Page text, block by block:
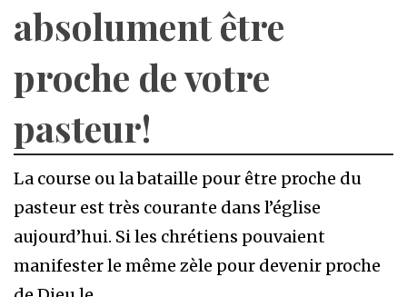
absolument être
proche de votre
pasteur!
La course ou la bataille pour être proche du
pasteur est très courante dans l’église
aujourd’hui. Si les chrétiens pouvaient
manifester le même zèle pour devenir proche